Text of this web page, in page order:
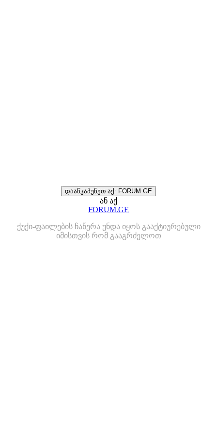
დააწკაპუნეთ აქ: FORUM.GE
ან აქ
FORUM.GE
ქუქი-ფაილების ჩაწერა უნდა იყოს გააქტიურებული
იმისთვის რომ გააგრძელოთ